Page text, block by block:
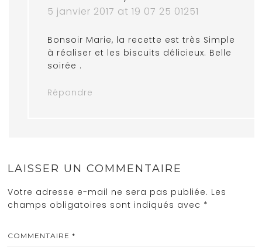
5 janvier 2017 at 19 07 25 01251
Bonsoir Marie, la recette est très Simple
à réaliser et les biscuits délicieux. Belle
soirée .
Répondre
LAISSER UN COMMENTAIRE
Votre adresse e-mail ne sera pas publiée. Les
champs obligatoires sont indiqués avec *
COMMENTAIRE*